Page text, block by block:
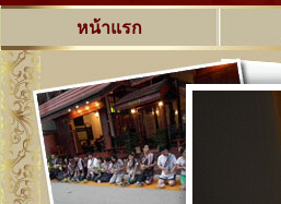
หน้าแรก